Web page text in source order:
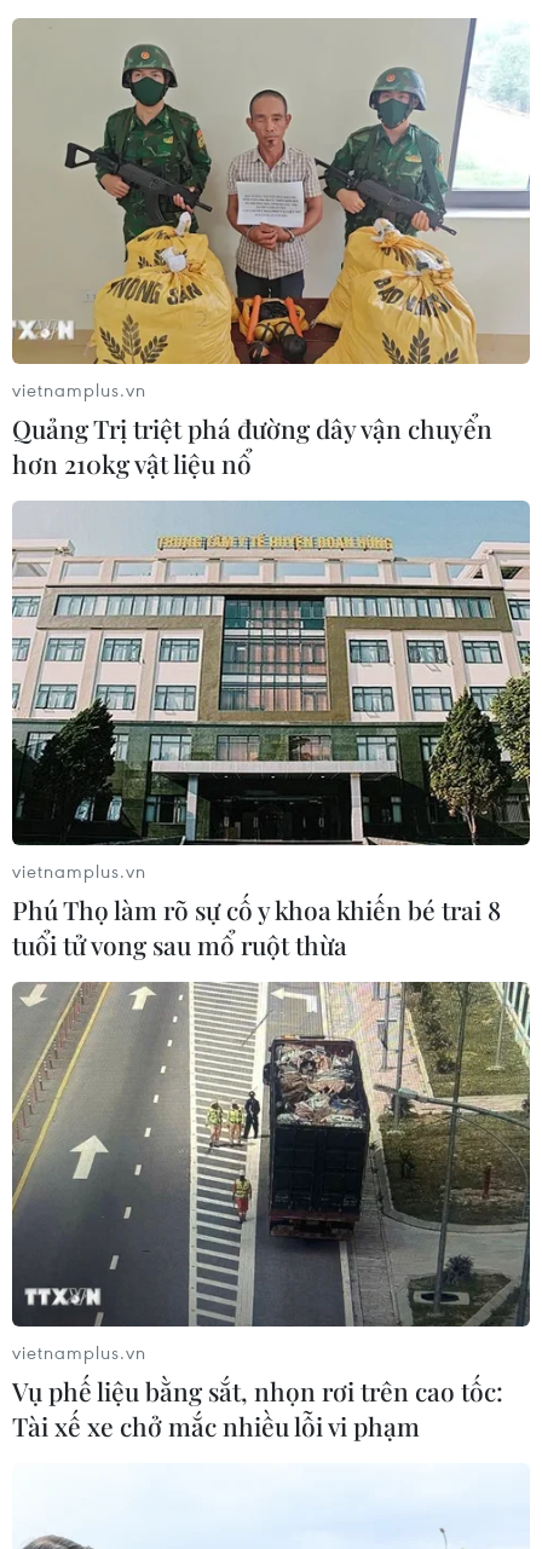
TIN CÙNG CHUYÊN MỤC
08/08/2026 04:15
vietnamplus.vn
Quảng Trị triệt phá đường dây vận chuyển
hơn 210kg vật liệu nổ
vietnamplus.vn
Phú Thọ làm rõ sự cố y khoa khiến bé trai 8
tuổi tử vong sau mổ ruột thừa
vietnamplus.vn
Vụ phế liệu bằng sắt, nhọn rơi trên cao tốc:
Tài xế xe chở mắc nhiều lỗi vi phạm